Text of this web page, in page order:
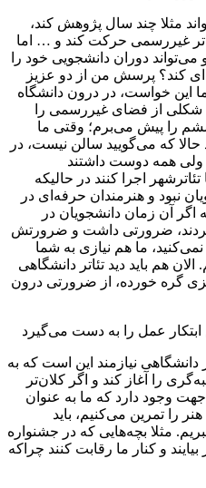
مثلا چند سال پژوهش کند،
غیررسمی حرکت کند و … اما
دوران دانشجویی خود را
کند؟ پرسش من از دو عزیز
این خواست، در درون دانشگاه
شکلی از فضای غیررسمی را
را پیش می‌برم؛ وقتی ما
حالا که می‌گویید سالن نیست، در
ولی همه دوست داشتند
اجرا کنند در حالیکه
نبود و هنرمندان حرفه‌ای در
اگر آن زمان دانشجویان در
ضرورتی داشت و ضرورتش
ما هم نیازی به شما
هم باید دید تئاتر دانشگاهی
گره خورده، از ضرورتی درون
نیازمند این است که به
را آغاز کند و اگر کلان‌تر
وجود دارد که ما به عنوان
را تمرین می‌کنیم، باید
مثلا بچه‌هایی که در جشنواره
و کنار ما رقابت کنند چراکه